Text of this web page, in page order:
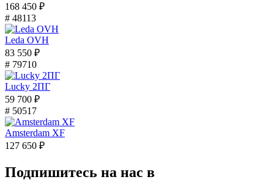
168 450 ₽
# 48113
Leda OVH
83 550 ₽
# 79710
Lucky 2ПГ
59 700 ₽
# 50517
Amsterdam XF
127 650 ₽
Подпишитесь на нас в